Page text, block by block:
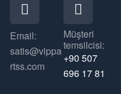
Email:
satis@vippa
rtss.com
Müşteri
temsilcisi:
+90 507
696 17 81